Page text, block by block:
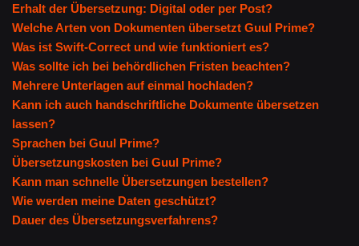
Erhalt der Übersetzung: Digital oder per Post?
Welche Arten von Dokumenten übersetzt Guul Prime?
Was ist Swift-Correct und wie funktioniert es?
Was sollte ich bei behördlichen Fristen beachten?
Mehrere Unterlagen auf einmal hochladen?
Kann ich auch handschriftliche Dokumente übersetzen
lassen?
Sprachen bei Guul Prime?
Übersetzungskosten bei Guul Prime?
Kann man schnelle Übersetzungen bestellen?
Wie werden meine Daten geschützt?
Dauer des Übersetzungsverfahrens?